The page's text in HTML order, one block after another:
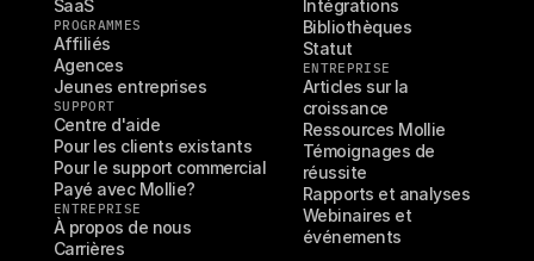
SaaS
PROGRAMMES
Affiliés
Agences
Jeunes entreprises
SUPPORT
Centre d'aide
Pour les clients existants
Pour le support commercial
Payé avec Mollie?
ENTREPRISE
À propos de nous
Carrières
Intégrations
Bibliothèques
Statut
ENTREPRISE
Articles sur la
croissance
Ressources Mollie
Témoignages de
réussite
Rapports et analyses
Webinaires et
événements